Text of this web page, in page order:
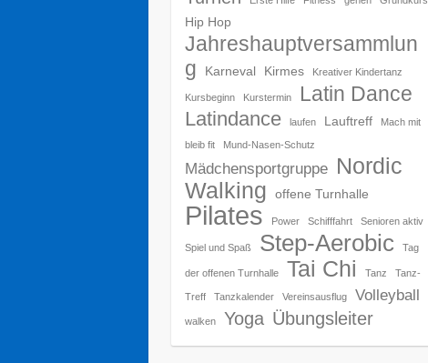
Hip Hop
Jahreshauptversammlun
g
Karneval Kirmes Kreativer Kindertanz
Kursbeginn Kurstermin Latin Dance
Latindance laufen Lauftreff Mach mit
bleib fit Mund-Nasen-Schutz
Mädchensportgruppe Nordic
Walking
offene Turnhalle
Pilates Power Schifffahrt Senioren aktiv
Spiel und Spaß Step-Aerobic Tag
der offenen Turnhalle Tai Chi Tanz Tanz-
Treff Tanzkalender Vereinsausflug Volleyball
walken Yoga Übungsleiter